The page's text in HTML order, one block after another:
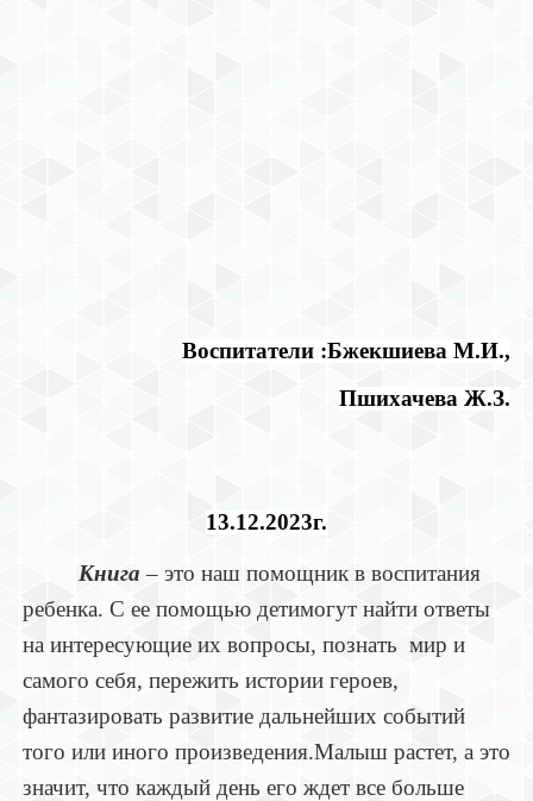
Воспитатели :Бжекшиева М.И.,
Пшихачева Ж.З.
13.12.2023г.
Книга – это наш помощник в воспитания
ребенка. С ее помощью детимогут найти ответы
на интересующие их вопросы, познать мир и
самого себя, пережить истории героев,
фантазировать развитие дальнейших событий
того или иного произведения.Малыш растет, а это
значит, что каждый день его ждет все больше